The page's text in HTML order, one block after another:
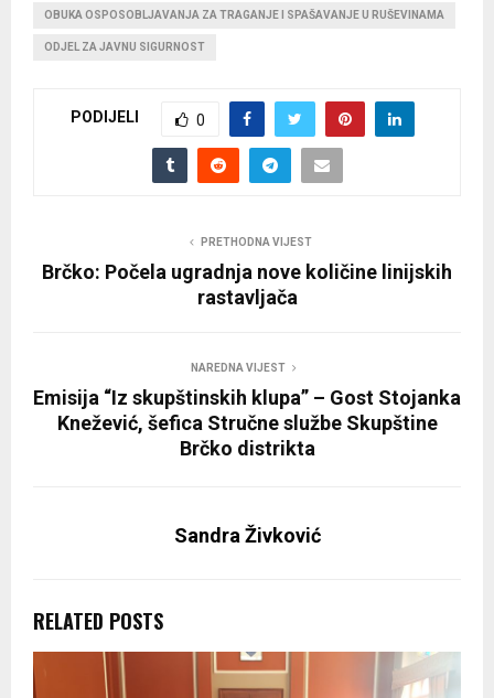
OBUKA OSPOSOBLJAVANJA ZA TRAGANJE I SPAŠAVANJE U RUŠEVINAMA
ODJEL ZA JAVNU SIGURNOST
PODIJELI 0
PRETHODNA VIJEST
Brčko: Počela ugradnja nove količine linijskih
rastavljača
NAREDNA VIJEST
Emisija “Iz skupštinskih klupa” – Gost Stojanka
Knežević, šefica Stručne službe Skupštine
Brčko distrikta
Sandra Živković
RELATED POSTS